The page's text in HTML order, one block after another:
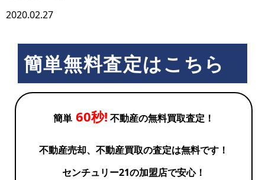
2020.02.27
簡単無料査定はこちら
簡単 60秒! 不動産の無料買取査定！
不動産売却、不動産買取の査定は無料です！
センチュリー21の加盟店で安心！